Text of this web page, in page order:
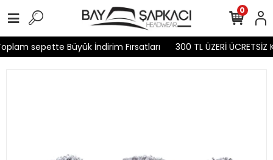
sepette Büyük İndirim Fırsatları 300 TL ÜZERİ ÜCRETSİZ
0